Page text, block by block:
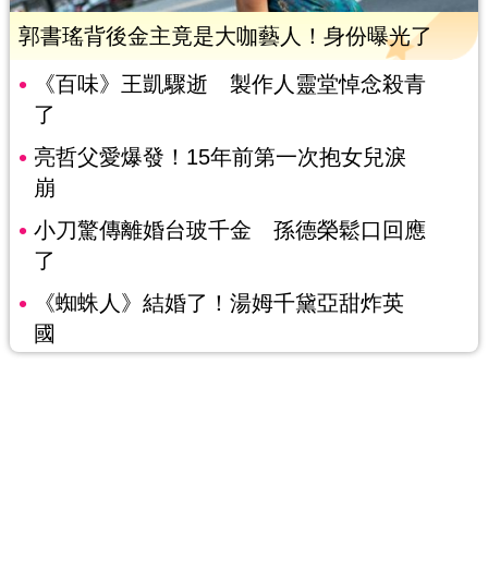
郭書瑤背後金主竟是大咖藝人！身份曝光了
《百味》王凱驟逝 製作人靈堂悼念殺青
了
亮哲父愛爆發！15年前第一次抱女兒淚
崩
小刀驚傳離婚台玻千金 孫德榮鬆口回應
了
《蜘蛛人》結婚了！湯姆千黛亞甜炸英
國